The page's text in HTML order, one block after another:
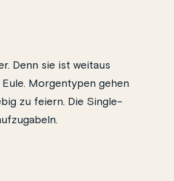
Denn sie ist weitaus
Morgentypen gehen
zu feiern. Die Single-